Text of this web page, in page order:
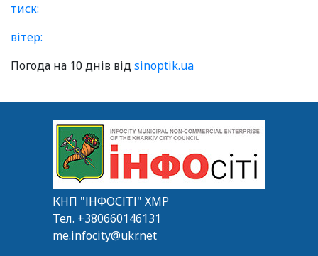
тиск:
вітер:
Погода на 10 днів відsinoptik.ua
КНП "ІНФОСІТІ" ХМР
Тел. +380660146131
me.infocity@ukr.net